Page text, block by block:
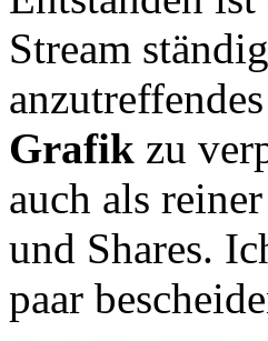
Stream
Grafik zu
auch als
und Shares.
paar